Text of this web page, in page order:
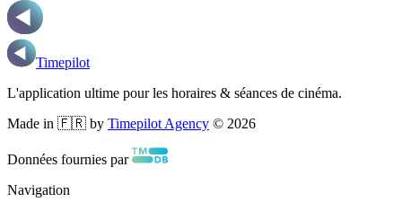
Timepilot
L'application ultime pour les horaires & séances de cinéma.
Made in 🇫🇷 by Timepilot Agency © 2026
Données fournies par
Navigation